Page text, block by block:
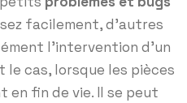
facilement, d’autres
l’intervention d’un
le cas, lorsque les pièces
en fin de vie. Il se peut